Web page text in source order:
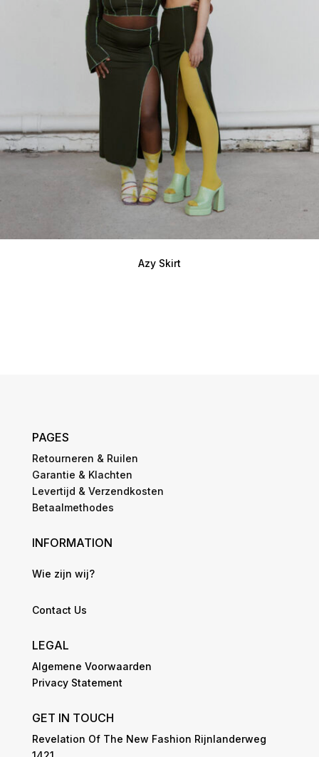
Azy Skirt
PAGES
Retourneren & Ruilen
Garantie & Klachten
Levertijd & Verzendkosten
Betaalmethodes
INFORMATION
Wie zijn wij?
Contact Us
LEGAL
Algemene Voorwaarden
Privacy Statement
GET IN TOUCH
Revelation Of The New Fashion Rijnlanderweg